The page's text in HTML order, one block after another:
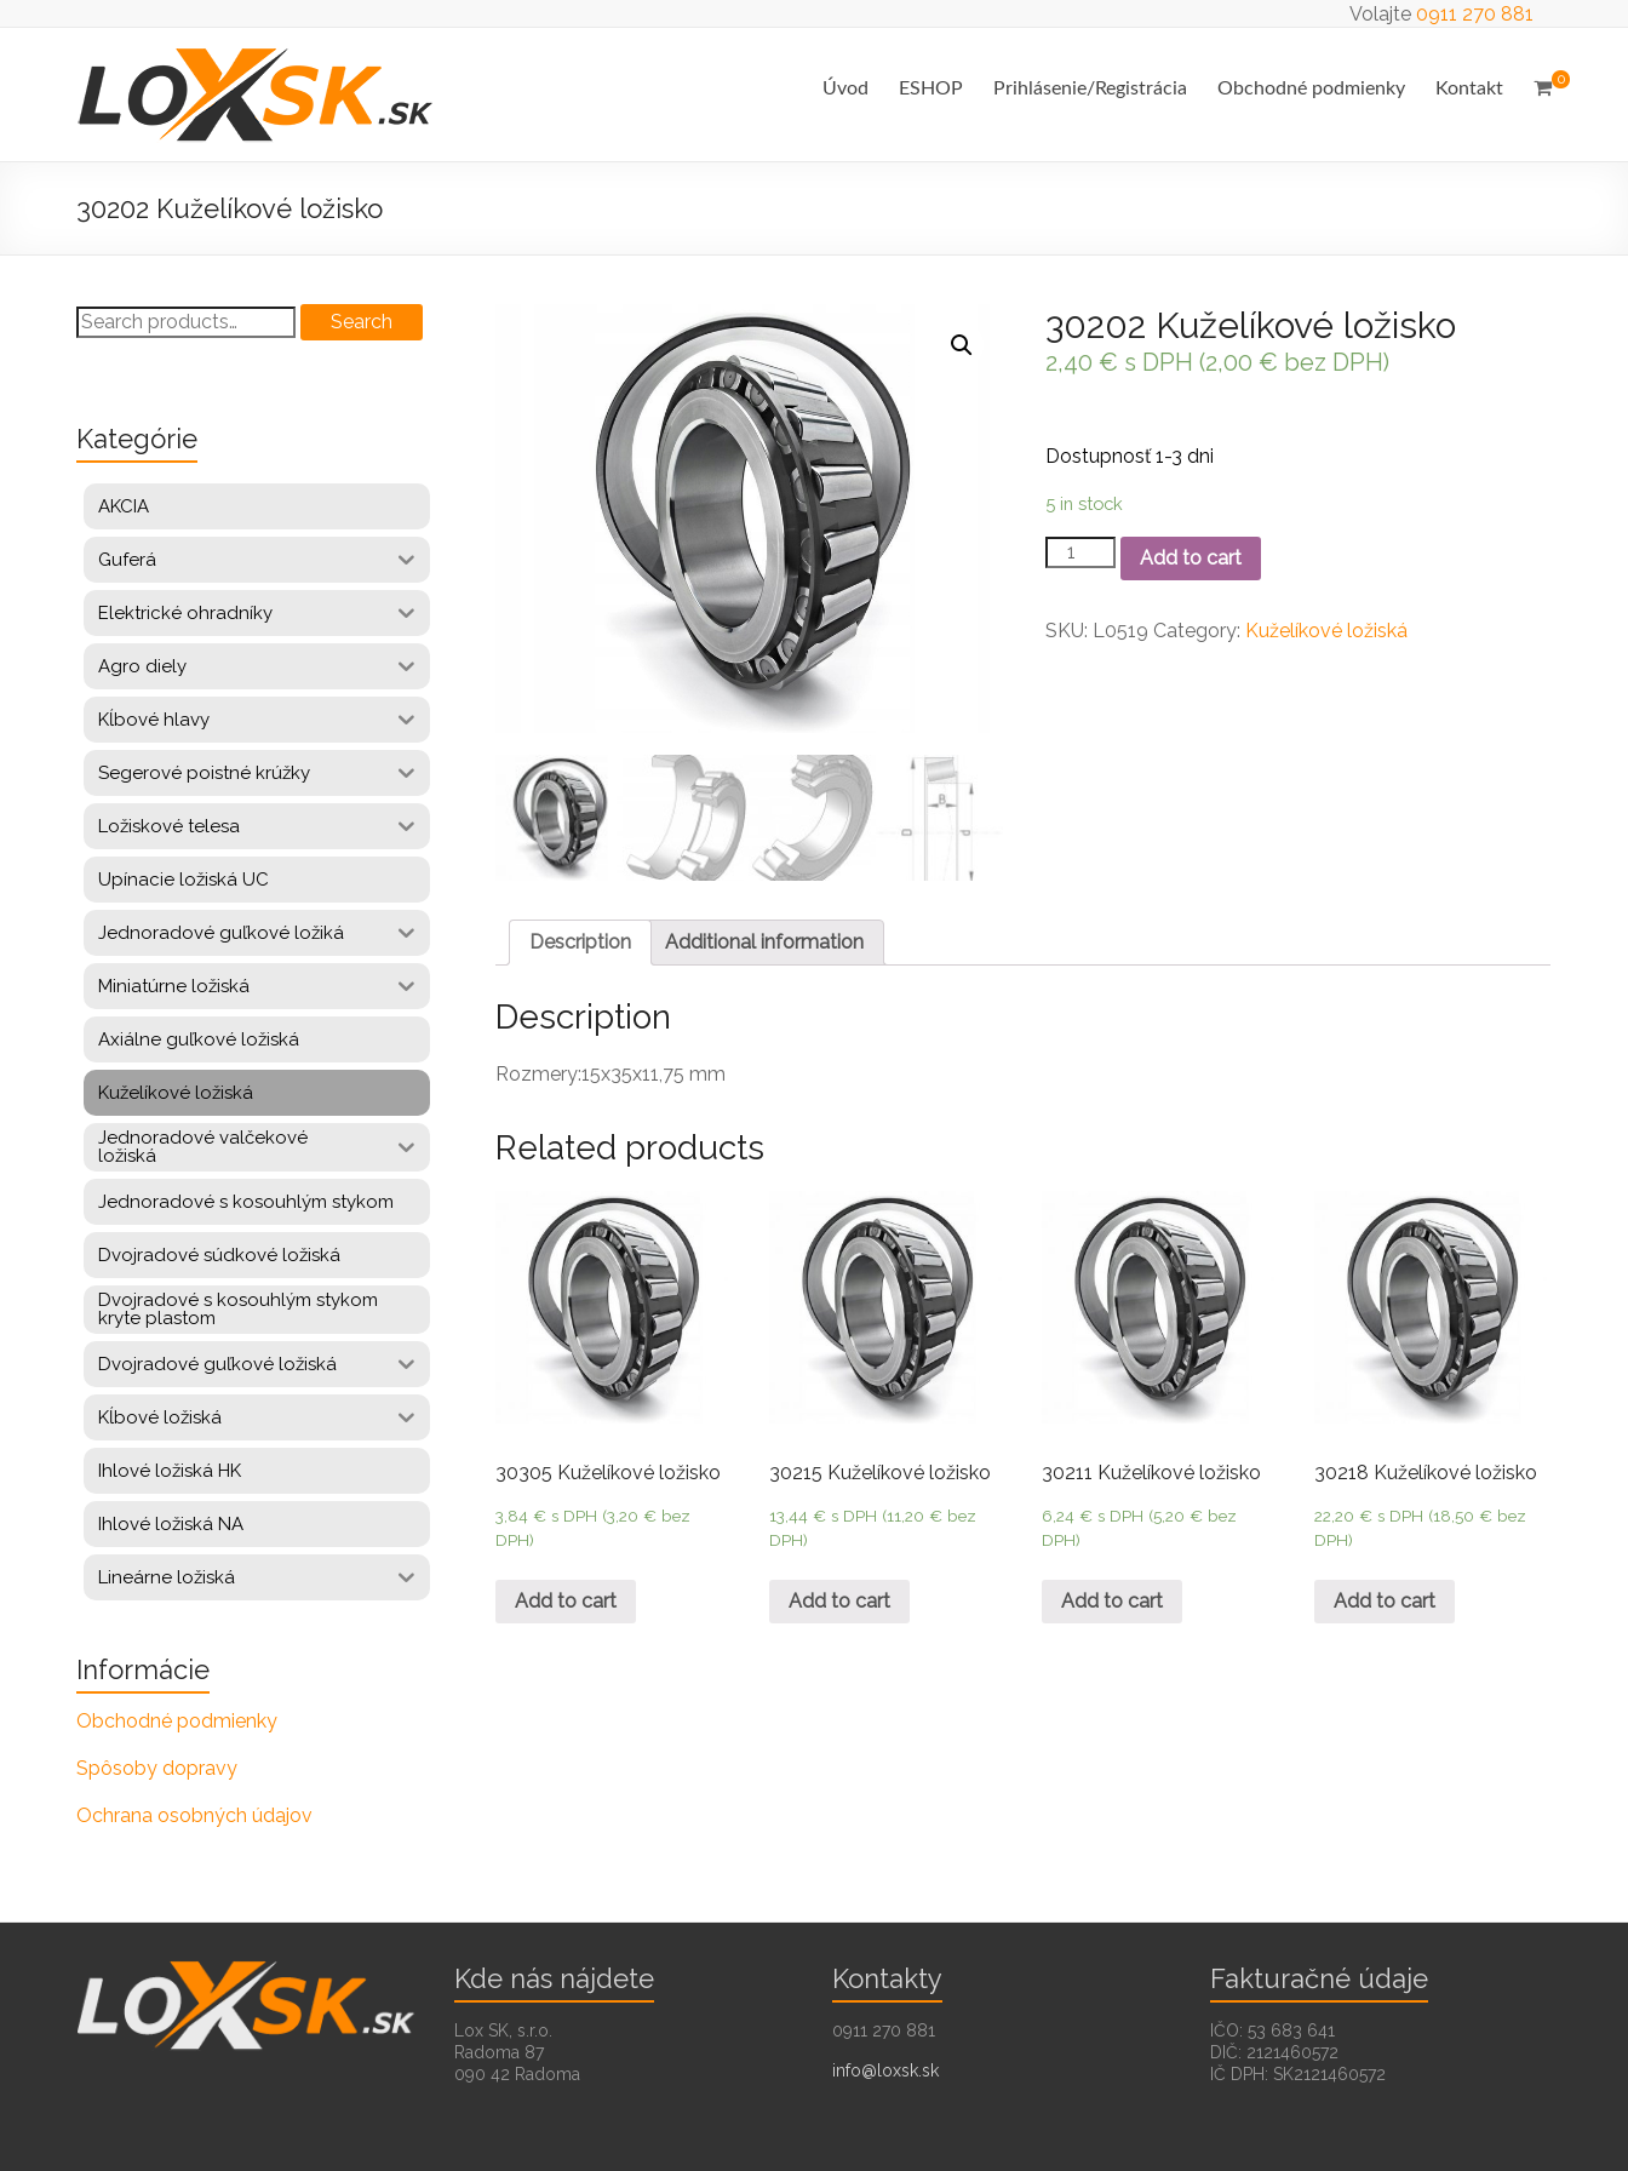
Volajte 0911 270 881
Loxsk
predaj
0
Úvod ESHOP Prihlásenie/Registrácia Obchodné podmienky Kontakt
30202 Kuželíkové ložisko
30202 Kuželíkové ložisko
2,40 € s DPH (2,00 € bez DPH)
Dostupnosť 1-3 dni
5 in stock
30202
Kuželíkové
quantity
Add to cart
SKU: L0519 Category: Kuželíkové ložiská
Description Additional information
Description
Rozmery:15x35x11,75 mm
Related products
30305 Kuželíkové ložisko
3,84€ s DPH (3,20€ bez
DPH)
Add to cart
30215 Kuželíkové ložisko
13,44 € s DPH (11,20 €bez
DPH)
Add to cart
30211 Kuželíkové ložisko
6,24 € s DPH (5,20 €bez
DPH)
Add to cart
30218 Kuželíkové ložisko
22,20€ s DPH (18,50€ bez
DPH)
Add to cart
Search
for:
Search
Kategórie
AKCIA
Guferá
Elektrické ohradníky
Agro diely
Kĺbové hlavy
Segerové poistné krúžky
Ložiskové telesa
Upínacie ložiská UC
Jednoradové guľkové ložiká
Miniatúrne ložiská
Axiálne guľkové ložiská
Kuželíkové ložiská
Jednoradové valčekové
ložiská
Jednoradové s kosouhlým stykom
Dvojradové súdkové ložiská
Dvojradové s kosouhlým stykom
kryte plastom
Dvojradové guľkové ložiská
Kĺbové ložiská
Ihlové ložiská HK
Ihlové ložiská NA
Lineárne ložiská
Informácie
Obchodné podmienky
Spôsoby dopravy
Ochrana osobných údajov
Kde nás nájdete
Lox SK, s.r.o.
Radoma 87
090 42 Radoma
Kontakty
0911 270 881
info@loxsk.sk
Fakturačné údaje
IČO: 53 683 641
DIČ: 2121460572
IČ DPH: SK2121460572